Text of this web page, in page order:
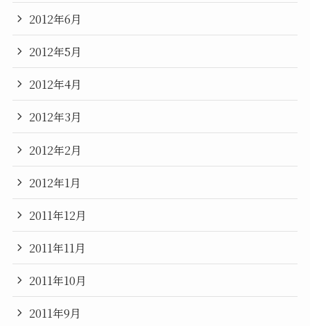
2012年6月
2012年5月
2012年4月
2012年3月
2012年2月
2012年1月
2011年12月
2011年11月
2011年10月
2011年9月